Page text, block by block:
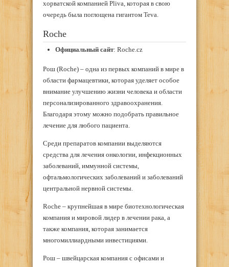
хорватской компанией Pliva, которая в свою
очередь была поглощена гигантом Teva.
Roche
Официальныйсайт: Roche.cz
Рош (Roche) – одна из первых компаний в мире в
области фармацевтики, которая уделяет особое
внимание улучшению жизни человека и области
персонализированного здравоохранения.
Благодаря этому можно подобрать правильное
лечение для любого пациента.
Среди препаратов компании выделяются
средства для лечения онкологии, инфекционных
заболеваний, иммунной системы,
офтальмологических заболеваний и заболеваний
центральной нервной системы.
Roche – крупнейшая в мире биотехнологическая
компания и мировой лидер в лечении рака, а
также компания, которая занимается
многомиллиардными инвестициями.
Рош – швейцарская компания с офисами и